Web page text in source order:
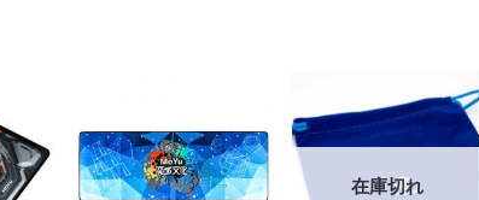
ほし
い！
ほし
い！
ほし
い！
在庫切れ